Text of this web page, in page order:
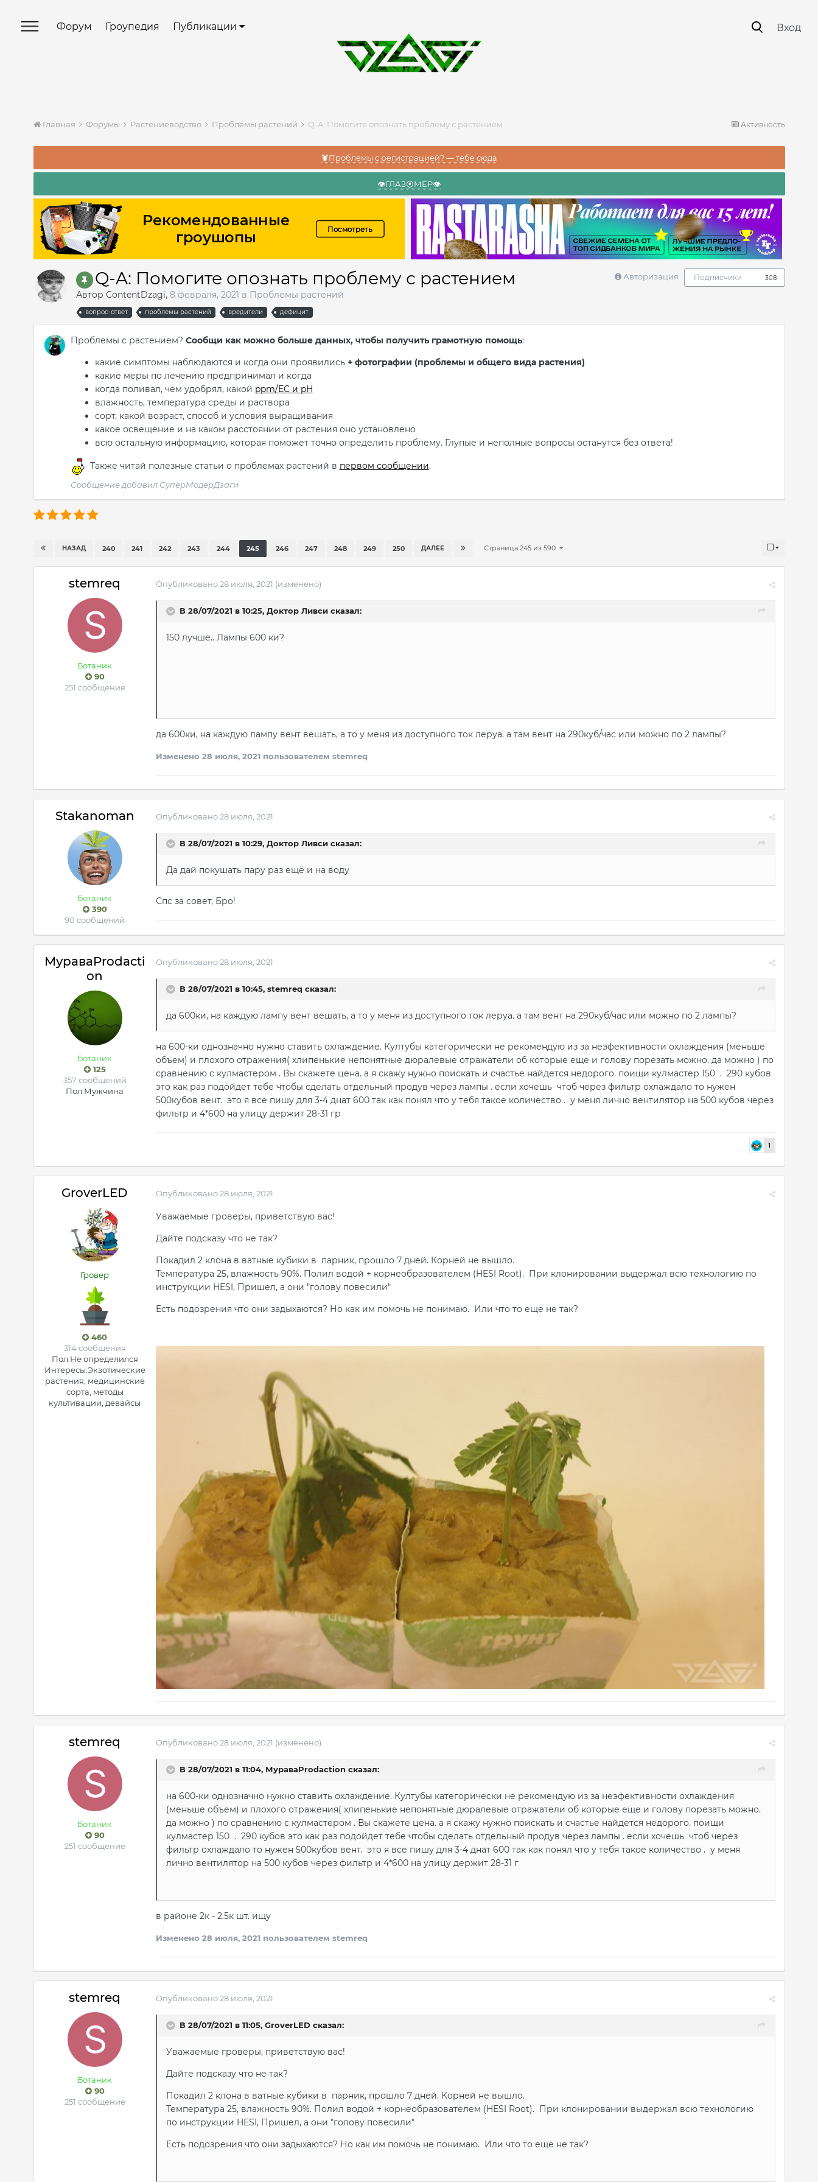
Форум Гроупедия Публикации Вход
Активность
Главная Форумы Растениеводство Проблемы растений Q-A: Помогите опознать проблему с растением
🦞Проблемы с регистрацией? — тебе сюда
👁️ГЛАЗ⦿МЕР👁️
Авторизация Подписчики 308
Q-A: Помогите опознать проблему с растением
Автор ContentDzagi, 8 февраля, 2021 в Проблемы растений
вопрос-ответ проблемы растений вредители дефицит
Проблемы с растением? Сообщи как можно больше данных, чтобы получить грамотную помощь:
какие симптомы наблюдаются и когда они проявились + фотографии (проблемы и общего вида растения)
какие меры по лечению предпринимал и когда
когда поливал, чем удобрял, какой ppm/EC и pH
влажность, температура среды и раствора
сорт, какой возраст, способ и условия выращивания
какое освещение и на каком расстоянии от растения оно установлено
всю остальную информацию, которая поможет точно определить проблему. Глупые и неполные вопросы останутся без ответа!
Также читай полезные статьи о проблемах растений в первом сообщении.
Сообщение добавил СуперМодерДзаги
НАЗАД 240 241 242 243 244 245 246 247 248 249 250 ДАЛЕЕ Страница 245 из 590
stemreq
Ботаник
90
251 сообщение
Опубликовано28 июля, 2021 (изменено)
В 28/07/2021 в 10:25, Доктор Ливсисказал:
150 лучше.. Лампы 600 ки?
да 600ки, на каждую лампу вент вешать, а то у меня из доступного ток леруа. а там вент на 290куб/час или можно по 2 лампы?
Изменено 28 июля, 2021 пользователем stemreq
Stakanoman
Ботаник
390
90 сообщений
Опубликовано28 июля, 2021
В 28/07/2021 в 10:29, Доктор Ливсисказал:
Да дай покушать пару раз ещё и на воду
Спс за совет, Бро!
МураваProdacti
on
Ботаник
125
357 сообщений
Пол:Мужчина
Опубликовано28 июля, 2021
В 28/07/2021 в 10:45, stemreq сказал:
да 600ки, на каждую лампу вент вешать, а то у меня из доступного ток леруа. а там вент на 290куб/час или можно по 2 лампы?
на 600-ки однозначно нужно ставить охлаждение. Култубы категорически не рекомендую из за неэфективности охлаждения (меньше
объем) и плохого отражения( хлипенькие непонятные дюралевые отражатели об которые еще и голову порезать можно. да можно ) по
сравнению с кулмастером . Вы скажете цена. а я скажу нужно поискать и счастье найдется недорого. поищи кулмастер 150 . 290 кубов
это как раз подойдет тебе чтобы сделать отдельный продув через лампы . если хочешь чтоб через фильтр охлаждало то нужен
500кубов вент. это я все пишу для 3-4 днат 600 так как понял что у тебя такое количество . у меня лично вентилятор на 500 кубов через
фильтр и 4*600 на улицу держит 28-31 гр
1
GroverLED
Гровер
460
314 сообщения
Пол:Не определился
Интересы:Экзотические
растения, медицинские
сорта, методы
культивации, девайсы
Опубликовано28 июля, 2021
Уважаемые гроверы, приветствую вас!
Дайте подсказу что не так?
Покадил 2 клона в ватные кубики в парник, прошло 7 дней. Корней не вышло.
Температура 25, влажность 90%. Полил водой + корнеобразователем (HESI Root). При клонировании выдержал всю технологию по
инструкции HESI, Пришел, а они "голову повесили"
Есть подозрения что они задыхаются? Но как им помочь не понимаю. Или что то еще не так?
stemreq
Ботаник
90
251 сообщение
Опубликовано28 июля, 2021 (изменено)
В 28/07/2021 в 11:04, МураваProdaction сказал:
на 600-ки однозначно нужно ставить охлаждение. Култубы категорически не рекомендую из за неэфективности охлаждения
(меньше объем) и плохого отражения( хлипенькие непонятные дюралевые отражатели об которые еще и голову порезать можно.
да можно ) по сравнению с кулмастером . Вы скажете цена. а я скажу нужно поискать и счастье найдется недорого. поищи
кулмастер 150 . 290 кубов это как раз подойдет тебе чтобы сделать отдельный продув через лампы . если хочешь чтоб через
фильтр охлаждало то нужен 500кубов вент. это я все пишу для 3-4 днат 600 так как понял что у тебя такое количество . у меня
лично вентилятор на 500 кубов через фильтр и 4*600 на улицу держит 28-31 г
в районе 2к - 2.5к шт. ищу
Изменено 28 июля, 2021 пользователем stemreq
stemreq
Ботаник
90
251 сообщение
Опубликовано28 июля, 2021
В 28/07/2021 в 11:05, GroverLEDсказал:
Уважаемые гроверы, приветствую вас!
Дайте подсказу что не так?
Покадил 2 клона в ватные кубики в парник, прошло 7 дней. Корней не вышло.
Температура 25, влажность 90%. Полил водой + корнеобразователем (HESI Root). При клонировании выдержал всю технологию
по инструкции HESI, Пришел, а они "голову повесили"
Есть подозрения что они задыхаются? Но как им помочь не понимаю. Или что то еще не так?